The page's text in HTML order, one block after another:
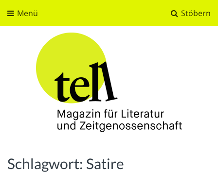
Stöbern
Menü
Schlagwort: Satire